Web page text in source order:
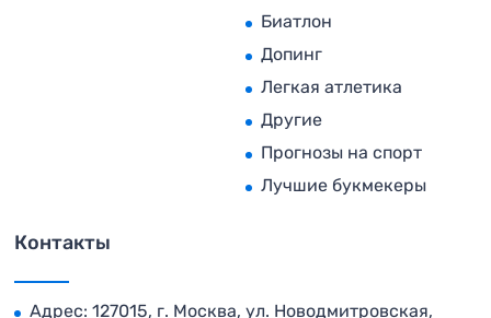
Биатлон
Допинг
Легкая атлетика
Другие
Прогнозы на спорт
Лучшие букмекеры
Контакты
Адрес: 127015, г. Москва, ул. Новодмитровская,